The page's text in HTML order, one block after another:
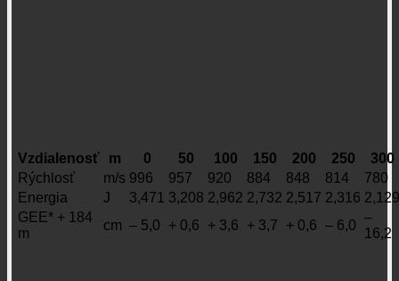
Vzdialenosť m 0 50 100 150 200 250
300
Rýchlosť
m/s 996 957 920 884 848 814
780
Energia
J 3,471 3,208 2,962 2,732 2,517 2,316
GEE* + 184
m
cm – 5,0 + 0,6 + 3,6 + 3,7 + 0,6 – 6,0
–
16,2